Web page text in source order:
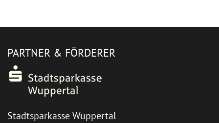
PARTNER & FÖRDERER
Stadtsparkasse Wuppertal